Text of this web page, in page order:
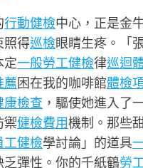
行動健檢中心，正是金
照得巡檢眼睛生疼。「
定一般勞工健檢律巡迴
薦困在我的咖啡館體檢
康檢查 ，驅使她進入了
禦健檢費用機制。那些
工健檢學討論」的道具
乏彈性。你的千紙鶴勞